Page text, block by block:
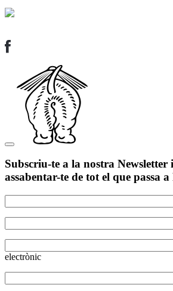
Subscriu-te a la nostra Newsletter
assabentar-te de tot el que passa a
electrònic